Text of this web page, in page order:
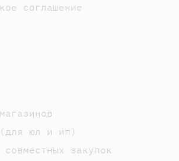
соглашение
юл и ип)
совместных закупок